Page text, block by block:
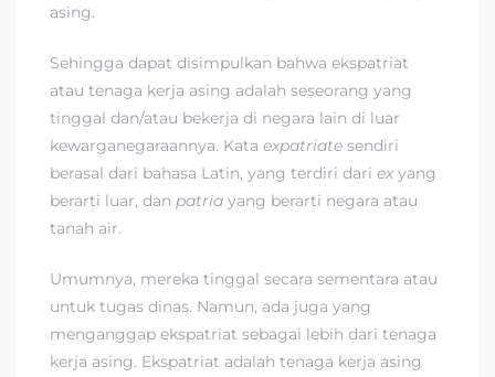
asing.
Sehingga dapat disimpulkan bahwa ekspatriat
atau tenaga kerja asing adalah seseorang yang
tinggal dan/atau bekerja di negara lain di luar
kewarganegaraannya. Kata expatriate sendiri
berasal dari bahasa Latin, yang terdiri dari ex yang
berarti luar, dan patria yang berarti negara atau
tanah air.
Umumnya, mereka tinggal secara sementara atau
untuk tugas dinas. Namun, ada juga yang
menganggap ekspatriat sebagai lebih dari tenaga
kerja asing. Ekspatriat adalah tenaga kerja asing